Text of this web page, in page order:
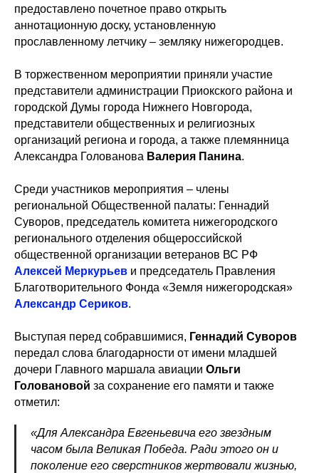
предоставлено почетное право открыть
аннотационную доску, установленную
прославленному летчику – земляку нижегородцев.
В торжественном мероприятии приняли участие
представители администрации Приокского района и
городской Думы города Нижнего Новгорода,
представители общественных и религиозных
организаций региона и города, а также племянница
Александра Голованова Валерия Панина.
Среди участников мероприятия – члены
региональной Общественной палаты: Геннадий
Суворов, председатель комитета нижегородского
регионального отделения общероссийской
общественной организации ветеранов ВС РФ
Алексей Меркурьев и председатель Правления
Благотворительного Фонда «Земля нижегородская»
Александр Сериков.
Выступая перед собравшимися, Геннадий Суворов
передал слова благодарности от имени младшей
дочери Главного маршала авиации Ольги
Головановой за сохранение его памяти и также
отметил:
«Для Александра Евгеньевича его звездным
часом была Великая Победа. Ради этого он и
поколение его сверстников жертвовали жизнью,